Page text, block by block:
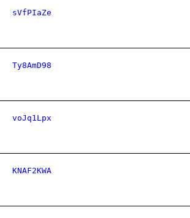
sVfPIaZe
Ty8AmD98
voJq1Lpx
KNAF2KWA